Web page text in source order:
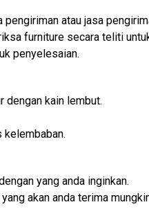
atau jasa
furniture secara teliti
penyelesaian.
dengan kain lembut.
kelembaban.
yang anda inginkan.
akan anda terima